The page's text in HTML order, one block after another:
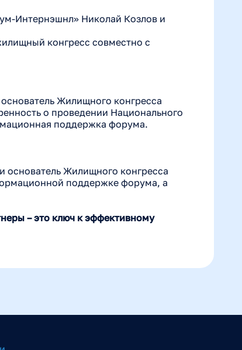
Интернэшнл» Николай Козлов и
конгресс совместно с
Жилищного конгресса
о проведении Национального
поддержка форума.
основатель Жилищного конгресса
поддержке форума, а
– это ключ к эффективному